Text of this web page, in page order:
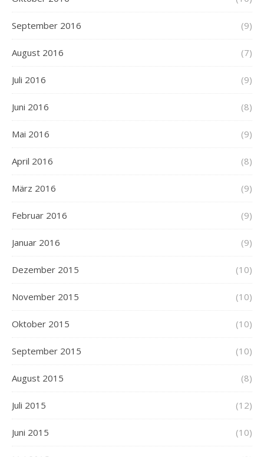
September 2016 (9)
August 2016 (7)
Juli 2016 (9)
Juni 2016 (8)
Mai 2016 (9)
April 2016 (8)
März 2016 (9)
Februar 2016 (9)
Januar 2016 (9)
Dezember 2015 (10)
November 2015 (10)
Oktober 2015 (10)
September 2015 (10)
August 2015 (8)
Juli 2015 (12)
Juni 2015 (10)